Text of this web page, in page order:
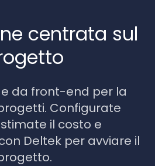
centrata sul
da front-end per la
Configurate
il costo e
Deltek per avviare il